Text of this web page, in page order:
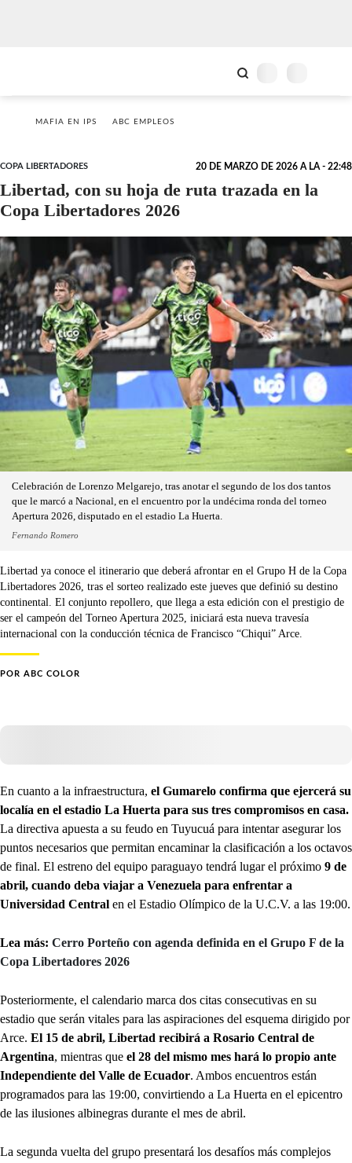
MAFIA EN IPS ABC EMPLEOS
COPA LIBERTADORES 20 DE MARZO DE 2026 A LA - 22:48
Libertad, con su hoja de ruta trazada en la
Copa Libertadores 2026
Celebración de Lorenzo Melgarejo, tras anotar el segundo de los dos tantos
que le marcó a Nacional, en el encuentro por la undécima ronda del torneo
Apertura 2026, disputado en el estadio La Huerta.
Fernando Romero
Libertad ya conoce el itinerario que deberá afrontar en el Grupo H de la Copa
Libertadores 2026, tras el sorteo realizado este jueves que definió su destino
continental. El conjunto repollero, que llega a esta edición con el prestigio de
ser el campeón del Torneo Apertura 2025, iniciará esta nueva travesía
internacional con la conducción técnica de Francisco “Chiqui” Arce.
POR ABC COLOR
En cuanto a la infraestructura, el Gumarelo confirma que ejercerá su
localía en el estadio La Huerta para sus tres compromisos en casa.
La directiva apuesta a su feudo en Tuyucuá para intentar asegurar los
puntos necesarios que permitan encaminar la clasificación a los octavos
de final. El estreno del equipo paraguayo tendrá lugar el próximo 9 de
abril, cuando deba viajar a Venezuela para enfrentar a
Universidad Central en el Estadio Olímpico de la U.C.V. a las 19:00.
Lea más: Cerro Porteño con agenda definida en el Grupo F de la
Copa Libertadores 2026
Posteriormente, el calendario marca dos citas consecutivas en su
estadio que serán vitales para las aspiraciones del esquema dirigido por
Arce. El 15 de abril, Libertad recibirá a Rosario Central de
Argentina, mientras que el 28 del mismo mes hará lo propio ante
Independiente del Valle de Ecuador. Ambos encuentros están
programados para las 19:00, convirtiendo a La Huerta en el epicentro
de las ilusiones albinegras durante el mes de abril.
La segunda vuelta del grupo presentará los desafíos más complejos